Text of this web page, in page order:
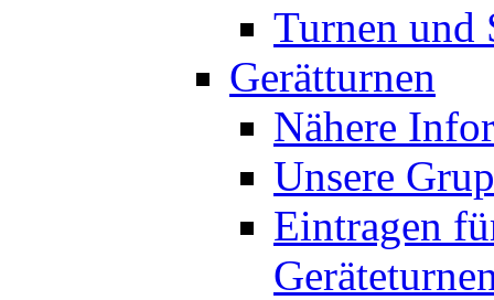
Turnen und
Gerätturnen
Nähere
Unsere
Eintragen